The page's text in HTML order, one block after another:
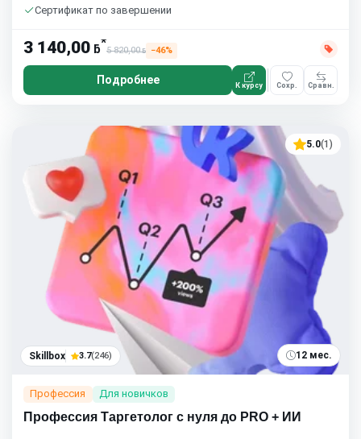
Сертификат по завершении
3 140,00 ƃ*
5 820,00ƃ −46%
Подробнее К курсу Сохр. Сравн.
5.0(1)
Skillbox 3.7(246) 12 мес.
Профессия Для новичков
Профессия Таргетолог с нуля до PRO + ИИ